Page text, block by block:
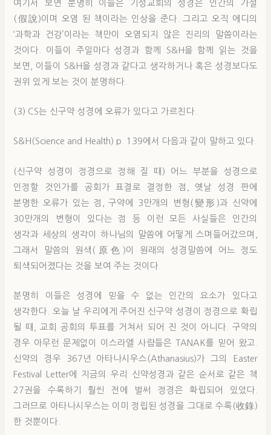
여기서 보면 분명히 이들은 기성교회의 성경은 인간의 가설
(假說)이며 오염 된 책이라는 인상을 준다. 그리고 오직 에디의
‘과학과 건강’이라는 책만이 오염되지 않은 진리의 말씀이라는
것이다. 이들이 주일마다 성경과 함께 S&H을 함께 읽는 것을
보면, 이들이 S&H을 성경과 같다고 생각하거나 혹은 성경보다도
권위 있게 보는 것이 분명하다.
(3) CS는 신구약 성경에 오류가 있다고 가르친다.
S&H(Science and Health) p. 139에서 다음과 같이 말하고 있다.
(신구약 성경이 정경으로 정해 질 때) 어느 부분을 성경으로
인정할 것인가를 공회가 표결로 결정한 점, 옛날 성경 판에
분명한 오류가 있는 점, 구약에 3만개의 변형(變形)과 신약에
30만개의 변형이 있다는 점 등 이런 모든 사실들은 인간의
생각과 세상의 생각이 하나님의 말씀에 어떻게 스며들어갔으며,
그래서 말씀의 원색(原色)이 원래의 성경말씀에 어느 정도
퇴색되어졌다는 것을 보여 주는 것이다.
분명히 이들은 성경에 믿을 수 없는 인간의 요소가 있다고
생각한다. 오늘 날 우리에게 주어진 신구약 성경이 정경으로 확립
될 때, 교회 공회의 투표를 거쳐서 되어 진 것이 아니다. 구약의
경우 아무런 문제없이 이스라엘 사람들은 TANAK를 믿어 왔고.
신약의 경우 367년 아타나시우스(Athanasius)가 그의 Easter
Festival Letter에 지금의 우리 신약성경과 같은 순서로 같은 책
27권을 수록하기 훨씬 전에 벌써 정경은 확립되어 있었다.
그러므로 아타나시우스는 이미 정립된 성경을 그대로 수록(收錄)
한 것뿐이다.